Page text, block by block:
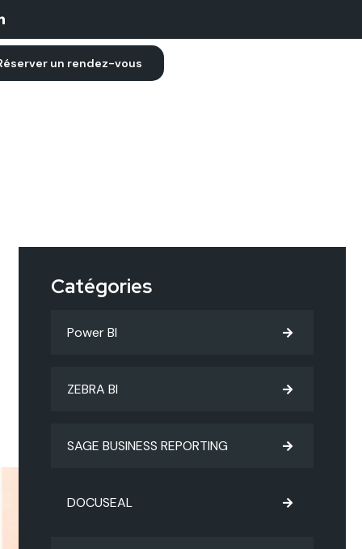
un rendez-vous
Catégories
Power BI
ZEBRA BI
SAGE BUSINESS REPORTING
DOCUSEAL